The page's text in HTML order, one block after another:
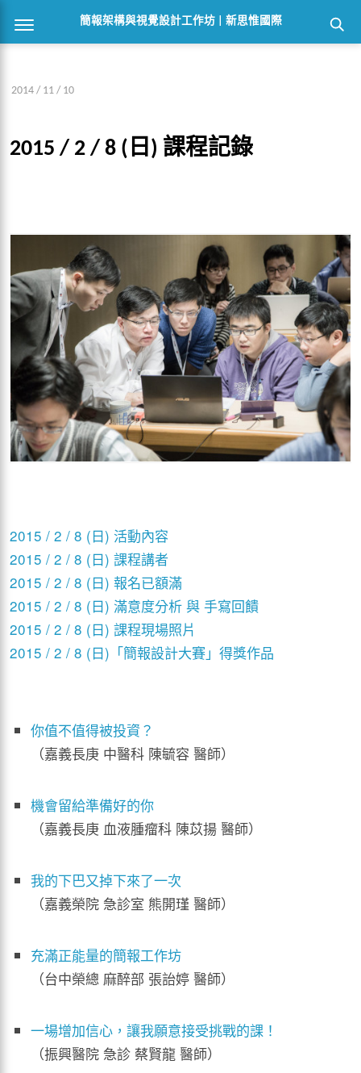
簡報架構與視覺設計工作坊 | 新思惟國際
2014 / 11 / 10
2015 / 2 / 8 (日) 課程記錄
2015 / 2 / 8 (日) 活動內容
2015 / 2 / 8 (日) 課程講者
2015 / 2 / 8 (日) 報名已額滿
2015 / 2 / 8 (日) 滿意度分析 與 手寫回饋
2015 / 2 / 8 (日) 課程現場照片
2015 / 2 / 8 (日)「簡報設計大賽」得獎作品
你值不值得被投資？
（嘉義長庚 中醫科 陳毓容 醫師）
機會留給準備好的你
（嘉義長庚 血液腫瘤科 陳苡揚 醫師）
我的下巴又掉下來了一次
（嘉義榮院 急診室 熊開瑾 醫師）
充滿正能量的簡報工作坊
（台中榮總 麻醉部 張詒婷 醫師）
一場增加信心，讓我願意接受挑戰的課！
（振興醫院 急診 蔡賢龍 醫師）